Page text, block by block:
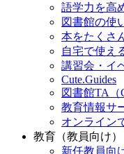
語学力を高
図書館の使
本をたくさ
自宅で使え
講習会・イ
Cute.Guides
図書館TA（
教育情報サ
オンライン
教育（教員向け）
新任教員向